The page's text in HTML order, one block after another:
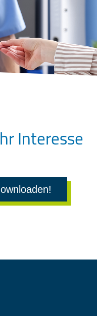
Interesse